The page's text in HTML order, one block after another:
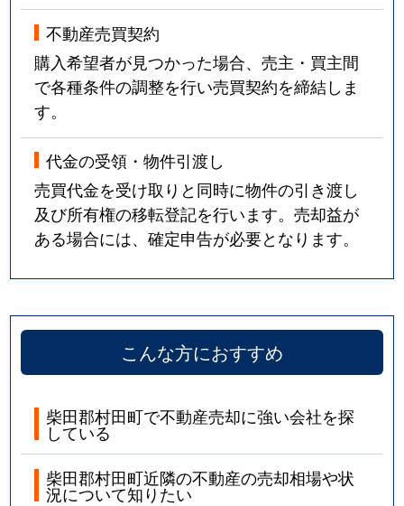
不動産売買契約
購入希望者が見つかった場合、売主・買主間
で各種条件の調整を行い売買契約を締結しま
す。
代金の受領・物件引渡し
売買代金を受け取りと同時に物件の引き渡し
及び所有権の移転登記を行います。売却益が
ある場合には、確定申告が必要となります。
こんな方におすすめ
柴田郡村田町で不動産売却に強い会社を探
している
柴田郡村田町近隣の不動産の売却相場や状
況について知りたい